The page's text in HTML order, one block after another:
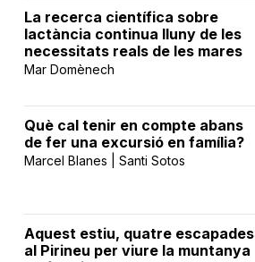
La recerca científica sobre
lactància continua lluny de les
necessitats reals de les mares
Mar Domènech
Què cal tenir en compte abans
de fer una excursió en família?
Marcel Blanes | Santi Sotos
Aquest estiu, quatre escapades
al Pirineu per viure la muntanya